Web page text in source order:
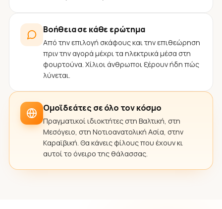
Βοήθεια σε κάθε ερώτημα
Από την επιλογή σκάφους και την επιθεώρηση
πριν την αγορά μέχρι τα ηλεκτρικά μέσα στη
φουρτούνα. Χίλιοι άνθρωποι ξέρουν ήδη πώς
λύνεται.
Ομοϊδεάτες σε όλο τον κόσμο
Πραγματικοί ιδιοκτήτες στη Βαλτική, στη
Μεσόγειο, στη Νοτιοανατολική Ασία, στην
Καραϊβική. Θα κάνεις φίλους που έχουν κι
αυτοί το όνειρο της θάλασσας.